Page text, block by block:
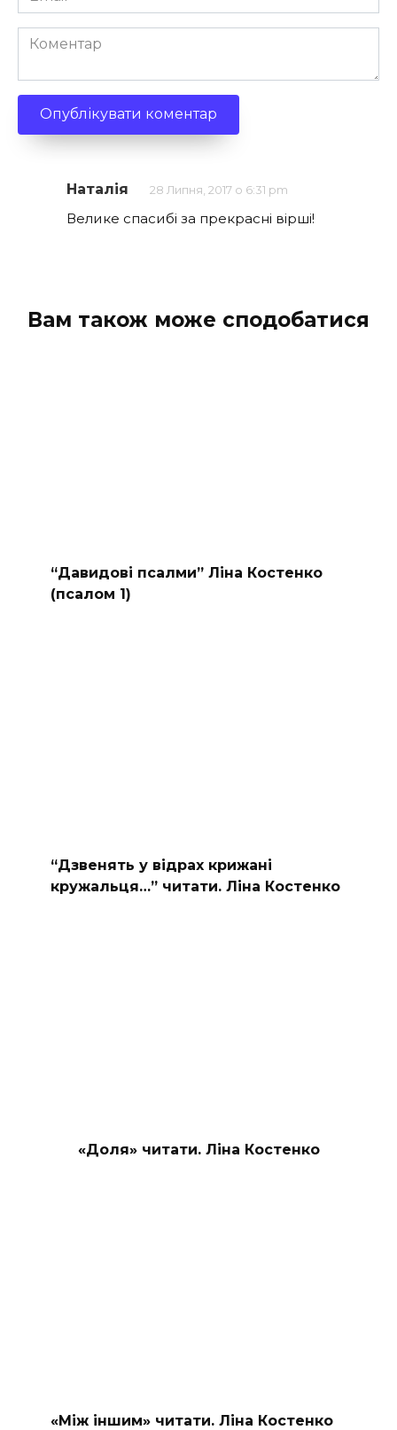
*
Коментар
Наталія 28 Липня, 2017 о 6:31 pm
Велике спасибі за прекрасні вірші!
Вам також може сподобатися
“Давидові псалми” Ліна Костенко
(псалом 1)
“Дзвенять у відрах крижані
кружальця…” читати. Ліна Костенко
«Доля» читати. Ліна Костенко
«Між іншим» читати. Ліна Костенко